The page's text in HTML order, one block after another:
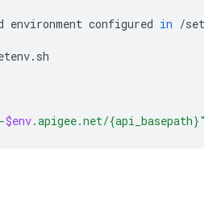
environment configured in /
-$env.apigee.net/{api_basepath}"